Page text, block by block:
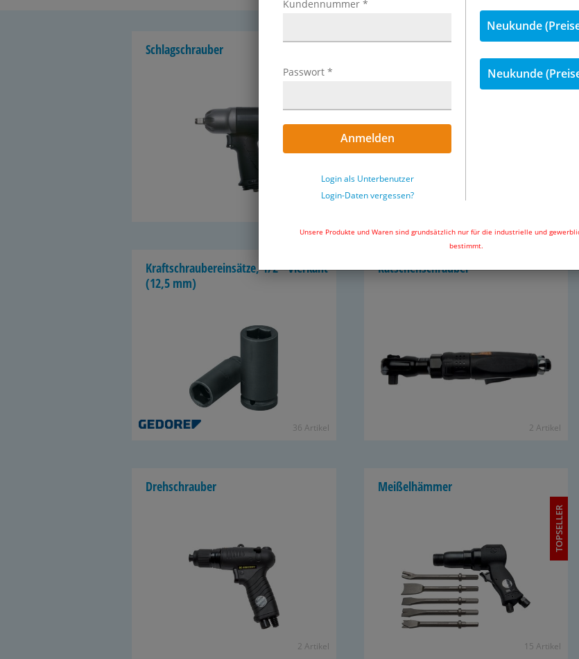
Kundennummer *
Passwort *
Anmelden
Login als Unterbenutzer
Login-Daten vergessen?
Neukunde
Neukunde
Unsere Produkte und Waren sind grundsätzlich nur für die industrielle und
bestimmt.
Schlag­schrau­ber
sät­ze)-Sets, für Schlag­schrau­ber
Kraft­schrau­ber­ein­sät­ze, 1/2"-​Vierkant
(12,5 mm)
36 Ar­ti­kel
Rat­schen­schrau­ber
2 Ar­ti­kel
Dreh­schrau­ber
2 Ar­ti­kel
Mei­ßel­häm­mer
15 Ar­ti­kel
TOPSELLER